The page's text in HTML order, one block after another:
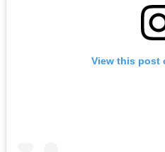
View this post